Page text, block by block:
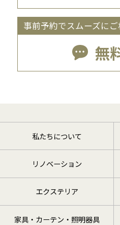
事前予約でスムーズに
無
私たちについて
リノベーション
エクステリア
家具・カーテン・照明器具